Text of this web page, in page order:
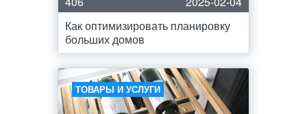
Как оптимизировать планировку
больших домов
ТОВАРЫ И УСЛУГИ